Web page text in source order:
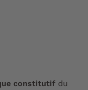
constitutif du